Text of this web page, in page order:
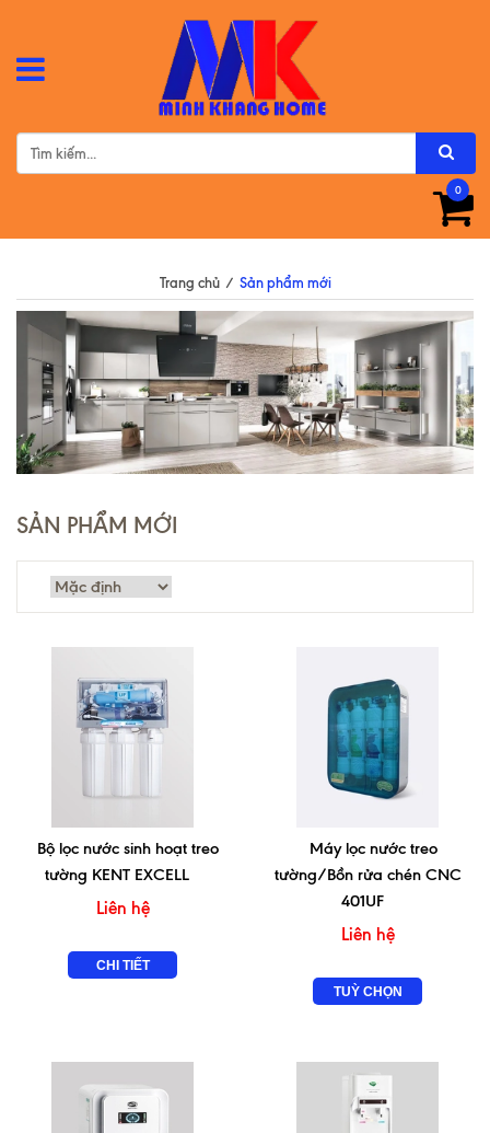
0
Trang chủ / Sản phẩm mới
SẢN PHẨM MỚI
Bộ lọc nước sinh hoạt treo
tường KENT EXCELL
Liên hệ
CHI TIẾT
Máy lọc nước treo
tường/Bồn rửa chén CNC
401UF
Liên hệ
TUỲ CHỌN